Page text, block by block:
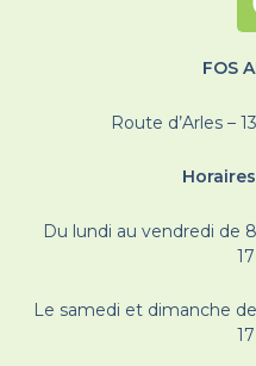
FOS
Route d’Arles –
Du lundi au vendredi de
Le samedi et dimanche